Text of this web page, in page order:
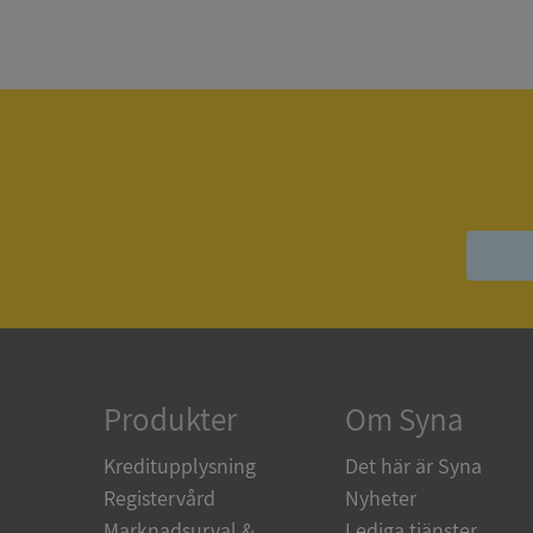
Produkter
Kreditupplysning
Registervård
Om Syna
Det här är Syna
Nyheter
ASP.NET_SessionId
ARRAffinity